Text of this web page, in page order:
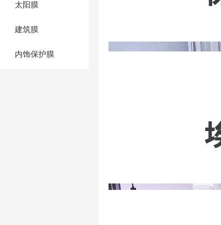
太阳膜
建筑膜
内饰保护膜